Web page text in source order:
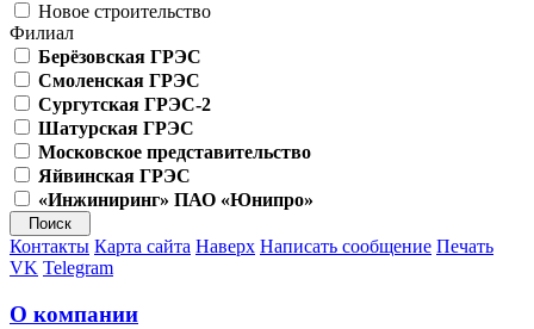
Новое строительство
Филиал
Берёзовская ГРЭС
Смоленская ГРЭС
Сургутская ГРЭС-2
Шатурская ГРЭС
Московское представительство
Яйвинская ГРЭС
«Инжиниринг» ПАО «Юнипро»
Контакты Карта сайта Наверх Написать сообщение Печать
VK Telegram
О компании